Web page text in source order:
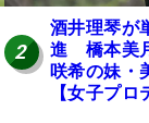
2
酒井理琴が
進 橋本美
咲希の妹・
【女子プロ